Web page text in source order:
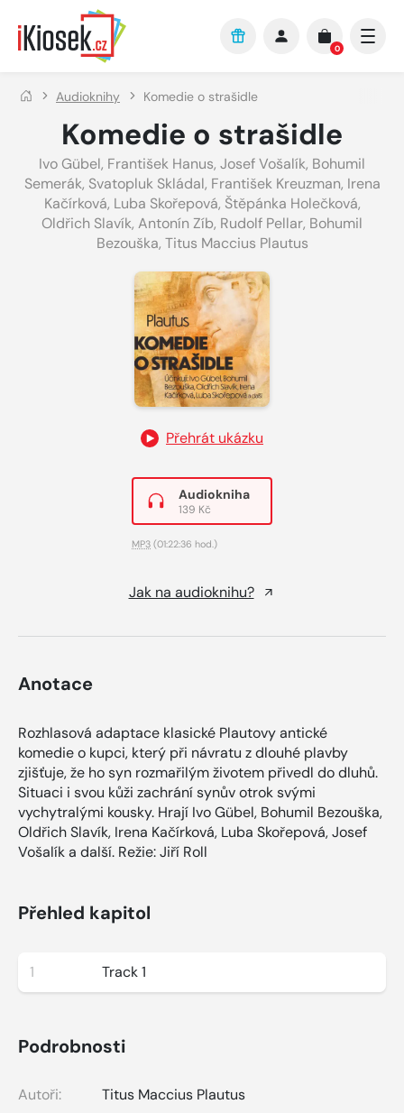
Přejít na hlavní obsah
0
Audioknihy Komedie o strašidle
Komedie o strašidle
Ivo Gübel, František Hanus, Josef Vošalík, Bohumil
Semerák, Svatopluk Skládal, František Kreuzman, Irena
Kačírková, Luba Skořepová, Štěpánka Holečková,
Oldřich Slavík, Antonín Zíb, Rudolf Pellar, Bohumil
Bezouška, Titus Maccius Plautus
Přehrát ukázku
Audiokniha
139 Kč
MP3 (01:22:36 hod.)
Jak na audioknihu?
Anotace
Rozhlasová adaptace klasické Plautovy antické
komedie o kupci, který při návratu z dlouhé plavby
zjišťuje, že ho syn rozmařilým životem přivedl do dluhů.
Situaci i svou kůži zachrání synův otrok svými
vychytralými kousky. Hrají Ivo Gübel, Bohumil Bezouška,
Oldřich Slavík, Irena Kačírková, Luba Skořepová, Josef
Vošalík a další. Režie: Jiří Roll
Přehled kapitol
1 Track 1
Podrobnosti
Autoři:
Titus Maccius Plautus